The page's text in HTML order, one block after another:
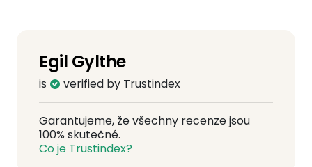
Egil Gylthe
is verified by Trustindex
Garantujeme, že všechny recenze jsou
100% skutečné.
Co je Trustindex?